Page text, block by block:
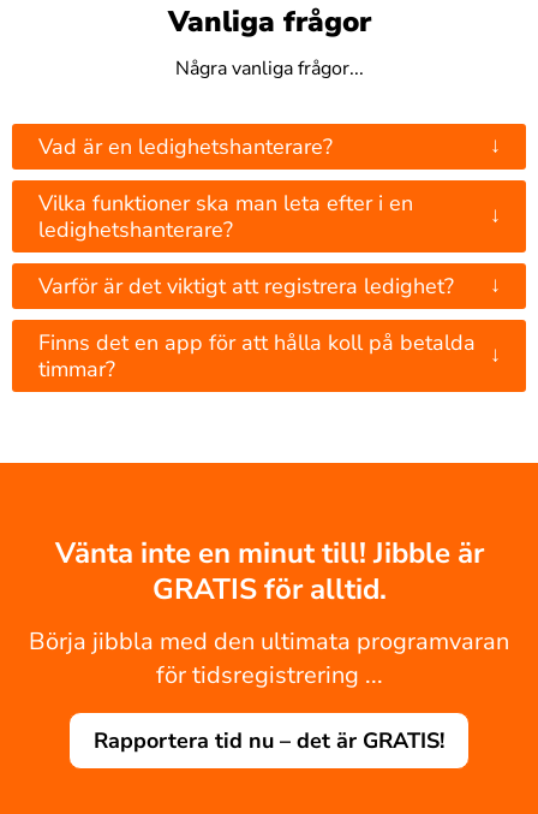
Vanliga frågor
Några vanliga frågor...
Vad är en ledighetshanterare? ↓
Vilka funktioner ska man leta efter i en
ledighetshanterare?
↓
Varför är det viktigt att registrera ledighet? ↓
Finns det en app för att hålla koll på betalda
timmar?
↓
Vänta inte en minut till! Jibble är
GRATIS för alltid.
Börja jibbla med den ultimata programvaran
för tidsregistrering ...
Rapportera tid nu – det är GRATIS!